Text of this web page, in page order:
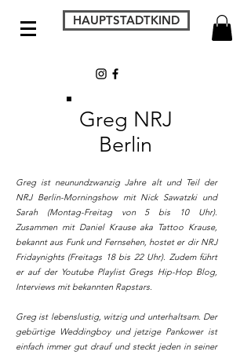
HAUPTSTADTKIND
Greg NRJ
Berlin
Greg ist neunundzwanzig Jahre alt und Teil der
NRJ Berlin-Morningshow mit Nick Sawatzki und
Sarah (Montag-Freitag von 5 bis 10 Uhr).
Zusammen mit Daniel Krause aka Tattoo Krause,
bekannt aus Funk und Fernsehen, hostet er dir NRJ
Fridaynights (Freitags 18 bis 22 Uhr). Zudem führt
er auf der Youtube Playlist Gregs Hip-Hop Blog,
Interviews mit bekannten Rapstars.
Greg ist lebenslustig, witzig und unterhaltsam. Der
gebürtige Weddingboy und jetzige Pankower ist
einfach immer gut drauf und steckt jeden in seiner